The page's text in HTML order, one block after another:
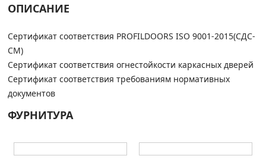
ОПИСАНИЕ
Сертификат соответствия PROFILDOORS ISO 9001-2015(СДС-
СМ)
Сертификат соответствия огнестойкости каркасных дверей
Сертификат соответствия требованиям нормативных
документов
ФУРНИТУРА